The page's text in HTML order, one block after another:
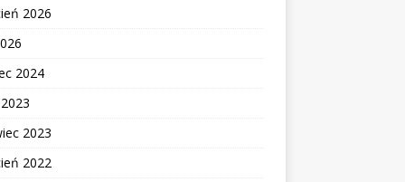
2026
2024
2023
2022